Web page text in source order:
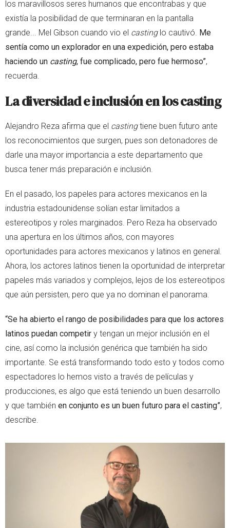
los maravillosos seres humanos que encontrabas y que
existía la posibilidad de que terminaran en la pantalla
grande... Mel Gibson cuando vio el castinglo cautivó. Me
sentía como un explorador en una expedición, pero estaba
haciendo un casting, fue complicado, pero fue hermoso”,
recuerda.
La diversidad e inclusión en los casting
Alejandro Reza afirma que el castingtiene buen futuro ante
los reconocimientos que surgen, pues son detonadores de
darle una mayor importancia a este departamento que
busca tener más preparación e inclusión.
En el pasado, los papeles para actores mexicanos en la
industria estadounidense solían estar limitados a
estereotipos y roles marginados. Pero Reza ha observado
una apertura en los últimos años, con mayores
oportunidades para actores mexicanos y latinos en general.
Ahora, los actores latinos tienen la oportunidad de interpretar
papeles más variados y complejos, lejos de los estereotipos
que aún persisten, pero que ya no dominan el panorama.
“Se ha abierto el rango de posibilidades para que los actores
latinos puedan competir y tengan un mejor inclusión en el
cine, así como la inclusión genérica que también ha sido
importante. Se está transformando todo esto y todos como
espectadores lo hemos visto a través de películas y
producciones, es algo que está teniendo un buen desarrollo
y que también en conjunto es un buen futuro para el casting”,
describe.